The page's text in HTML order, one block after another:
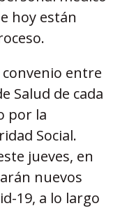
hoy están
entre
Salud de cada
por la
Social.
jueves, en
nuevos
19, a lo largo